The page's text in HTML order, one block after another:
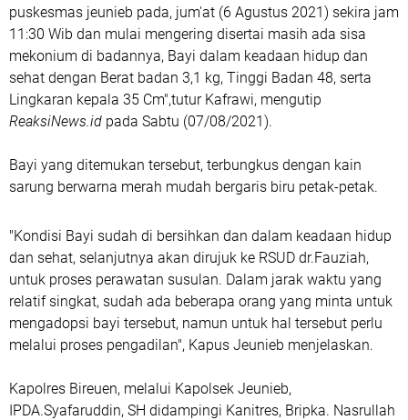
puskesmas jeunieb pada, jum'at (6 Agustus 2021) sekira jam
11:30 Wib dan mulai mengering disertai masih ada sisa
mekonium di badannya, Bayi dalam keadaan hidup dan
sehat dengan Berat badan 3,1 kg, Tinggi Badan 48, serta
Lingkaran kepala 35 Cm",tutur Kafrawi, mengutip
ReaksiNews.id pada Sabtu (07/08/2021).
Bayi yang ditemukan tersebut, terbungkus dengan kain
sarung berwarna merah mudah bergaris biru petak-petak.
"Kondisi Bayi sudah di bersihkan dan dalam keadaan hidup
dan sehat, selanjutnya akan dirujuk ke RSUD dr.Fauziah,
untuk proses perawatan susulan. Dalam jarak waktu yang
relatif singkat, sudah ada beberapa orang yang minta untuk
mengadopsi bayi tersebut, namun untuk hal tersebut perlu
melalui proses pengadilan", Kapus Jeunieb menjelaskan.
Kapolres Bireuen, melalui Kapolsek Jeunieb,
IPDA.Syafaruddin, SH didampingi Kanitres, Bripka. Nasrullah